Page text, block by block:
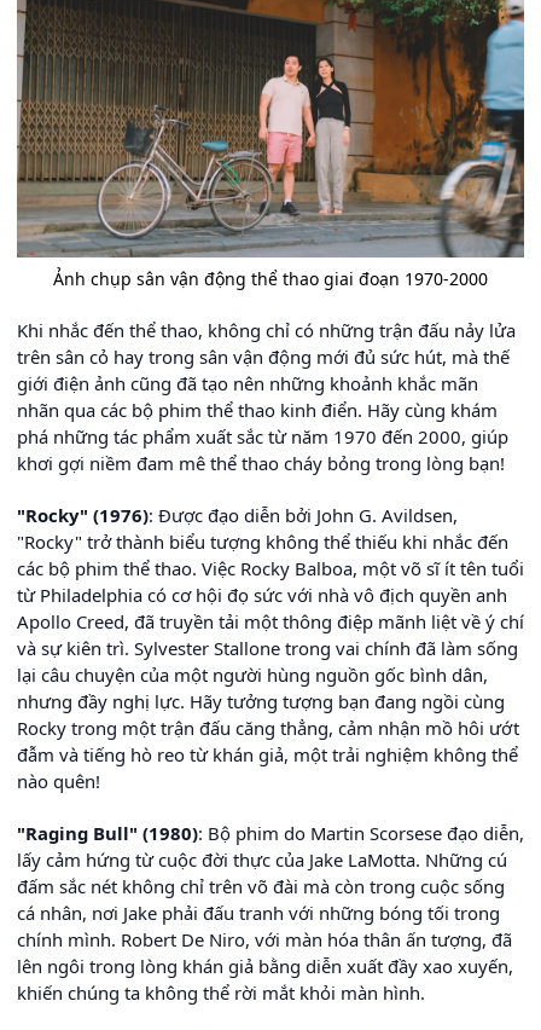
Ảnh chụp sân vận động thể thao giai đoạn 1970-2000
Khi nhắc đến thể thao, không chỉ có những trận đấu nảy lửa
trên sân cỏ hay trong sân vận động mới đủ sức hút, mà thế
giới điện ảnh cũng đã tạo nên những khoảnh khắc mãn
nhãn qua các bộ phim thể thao kinh điển. Hãy cùng khám
phá những tác phẩm xuất sắc từ năm 1970 đến 2000, giúp
khơi gợi niềm đam mê thể thao cháy bỏng trong lòng bạn!
"Rocky" (1976): Được đạo diễn bởi John G. Avildsen,
"Rocky" trở thành biểu tượng không thể thiếu khi nhắc đến
các bộ phim thể thao. Việc Rocky Balboa, một võ sĩ ít tên tuổi
từ Philadelphia có cơ hội đọ sức với nhà vô địch quyền anh
Apollo Creed, đã truyền tải một thông điệp mãnh liệt về ý chí
và sự kiên trì. Sylvester Stallone trong vai chính đã làm sống
lại câu chuyện của một người hùng nguồn gốc bình dân,
nhưng đầy nghị lực. Hãy tưởng tượng bạn đang ngồi cùng
Rocky trong một trận đấu căng thẳng, cảm nhận mồ hôi ướt
đẫm và tiếng hò reo từ khán giả, một trải nghiệm không thể
nào quên!
"Raging Bull" (1980): Bộ phim do Martin Scorsese đạo diễn,
lấy cảm hứng từ cuộc đời thực của Jake LaMotta. Những cú
đấm sắc nét không chỉ trên võ đài mà còn trong cuộc sống
cá nhân, nơi Jake phải đấu tranh với những bóng tối trong
chính mình. Robert De Niro, với màn hóa thân ấn tượng, đã
lên ngôi trong lòng khán giả bằng diễn xuất đầy xao xuyến,
khiến chúng ta không thể rời mắt khỏi màn hình.